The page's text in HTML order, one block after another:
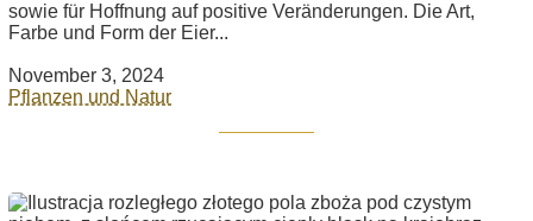
sowie für Hoffnung auf positive Veränderungen. Die Art,
Farbe und Form der Eier...
November 3, 2024
Pflanzen und Natur